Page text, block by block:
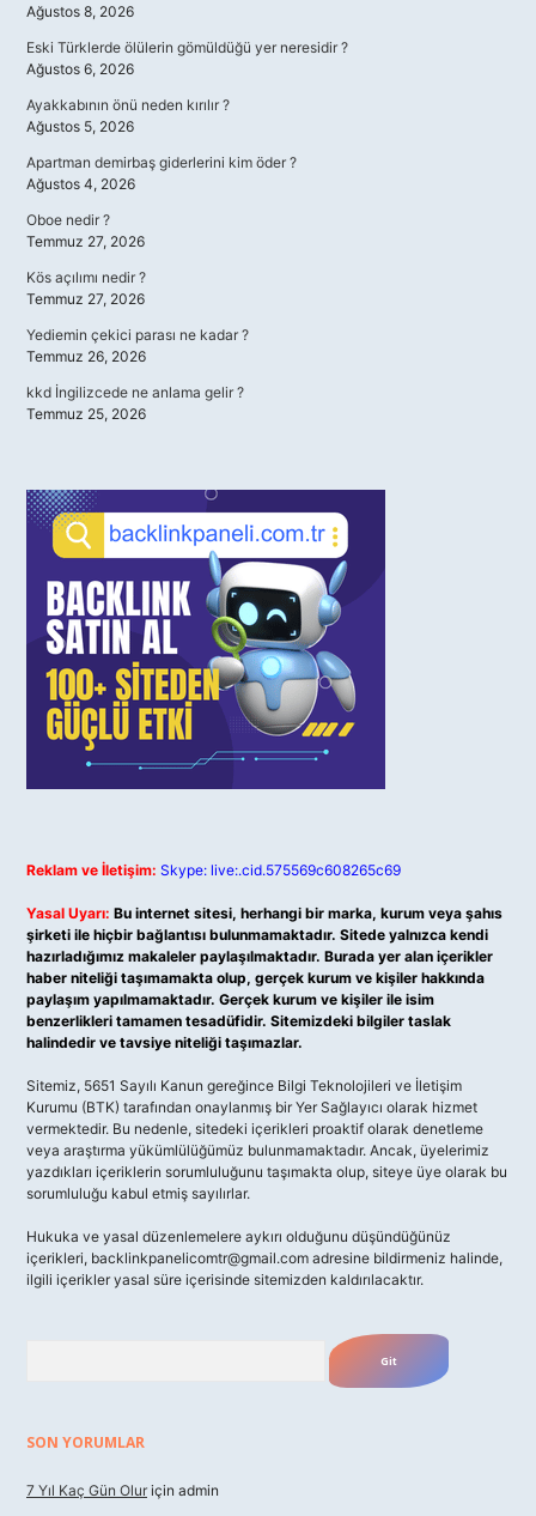
Ağustos 8, 2026
Eski Türklerde ölülerin gömüldüğü yer neresidir ?
Ağustos 6, 2026
Ayakkabının önü neden kırılır ?
Ağustos 5, 2026
Apartman demirbaş giderlerini kim öder ?
Ağustos 4, 2026
Oboe nedir ?
Temmuz 27, 2026
Kös açılımı nedir ?
Temmuz 27, 2026
Yediemin çekici parası ne kadar ?
Temmuz 26, 2026
kkd İngilizcede ne anlama gelir ?
Temmuz 25, 2026
Reklam ve İletişim: Skype: live:.cid.575569c608265c69
Yasal Uyarı: Bu internet sitesi, herhangi bir marka, kurum veya şahıs
şirketi ile hiçbir bağlantısı bulunmamaktadır. Sitede yalnızca kendi
hazırladığımız makaleler paylaşılmaktadır. Burada yer alan içerikler
haber niteliği taşımamakta olup, gerçek kurum ve kişiler hakkında
paylaşım yapılmamaktadır. Gerçek kurum ve kişiler ile isim
benzerlikleri tamamen tesadüfidir. Sitemizdeki bilgiler taslak
halindedir ve tavsiye niteliği taşımazlar.
Sitemiz, 5651 Sayılı Kanun gereğince Bilgi Teknolojileri ve İletişim
Kurumu (BTK) tarafından onaylanmış bir Yer Sağlayıcı olarak hizmet
vermektedir. Bu nedenle, sitedeki içerikleri proaktif olarak denetleme
veya araştırma yükümlülüğümüz bulunmamaktadır. Ancak, üyelerimiz
yazdıkları içeriklerin sorumluluğunu taşımakta olup, siteye üye olarak bu
sorumluluğu kabul etmiş sayılırlar.
Hukuka ve yasal düzenlemelere aykırı olduğunu düşündüğünüz
içerikleri, backlinkpanelicomtr@gmail.com adresine bildirmeniz halinde,
ilgili içerikler yasal süre içerisinde sitemizden kaldırılacaktır.
SON YORUMLAR
7 Yıl Kaç Gün Olur için admin